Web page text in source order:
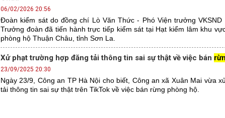
06/02/2026 20:56
Đoàn kiểm sát do đồng chí Lò Văn Thức - Phó Viện trưởng
Trưởng đoàn đã tiến hành trực tiếp kiểm sát tại Hạt kiểm lâm khu
phòng hộ Thuận Châu, tỉnh Sơn La.
Xử phạt trường hợp đăng tải thông tin sai sự thật về việc bán
23/09/2025 20:30
Ngày 23/9, Công an TP Hà Nội cho biết, Công an xã Xuân Mai vừa
tải thông tin sai sự thật trên TikTok về việc bán rừng phòng hộ.